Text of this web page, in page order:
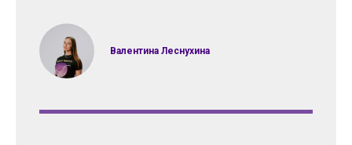
Валентина Леснухина